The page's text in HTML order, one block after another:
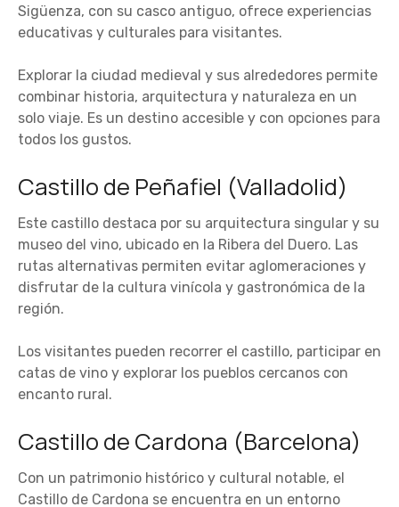
Sigüenza, con su casco antiguo, ofrece experiencias
educativas y culturales para visitantes.
Explorar la ciudad medieval y sus alrededores permite
combinar historia, arquitectura y naturaleza en un
solo viaje. Es un destino accesible y con opciones para
todos los gustos.
Castillo de Peñafiel (Valladolid)
Este castillo destaca por su arquitectura singular y su
museo del vino, ubicado en la Ribera del Duero. Las
rutas alternativas permiten evitar aglomeraciones y
disfrutar de la cultura vinícola y gastronómica de la
región.
Los visitantes pueden recorrer el castillo, participar en
catas de vino y explorar los pueblos cercanos con
encanto rural.
Castillo de Cardona (Barcelona)
Con un patrimonio histórico y cultural notable, el
Castillo de Cardona se encuentra en un entorno